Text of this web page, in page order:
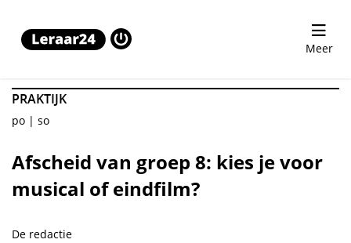
Meer
PRAKTIJK
po so
Afscheid van groep 8: kies je voor
musical of eindfilm?
De redactie